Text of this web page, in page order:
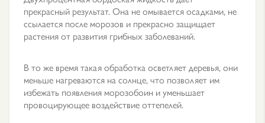
прекрасный результат. Она не омывается осадками, не
ссылается после морозов и прекрасно защищает
растения от развития грибных заболеваний.
В то же время такая обработка осветляет деревья, они
меньше нагреваются на солнце, что позволяет им
избежать появления морозобоин и уменьшает
провоцирующее воздействие оттепелей.